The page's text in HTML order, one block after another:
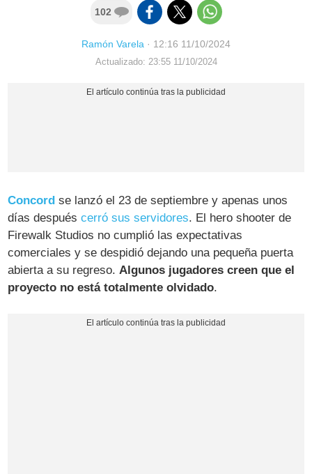
102
Ramón Varela · 12:16 11/10/2024
Actualizado: 23:55 11/10/2024
Concord se lanzó el 23 de septiembre y apenas unos
días despuéscerró sus servidores. El hero shooter de
Firewalk Studios no cumplió las expectativas
comerciales y se despidió dejando una pequeña puerta
abierta a su regreso.Algunos jugadores creen que el
proyecto no está totalmente olvidado.